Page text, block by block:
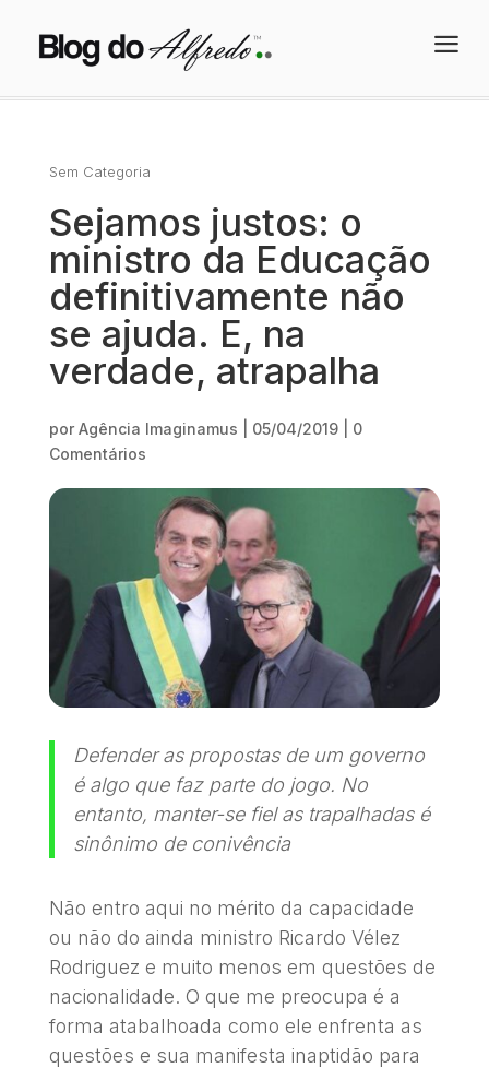
a
Sem Categoria
Sejamos justos: o
ministro da Educação
definitivamente não
se ajuda. E, na
verdade, atrapalha
por Agência Imaginamus 05/04/2019| 0
Comentários
Defender as propostas de um governo
é algo que faz parte do jogo. No
entanto, manter-se fiel as trapalhadas é
sinônimo de conivência
Não entro aqui no mérito da capacidade
ou não do ainda ministro Ricardo Vélez
Rodriguez e muito menos em questões de
nacionalidade. O que me preocupa é a
forma atabalhoada como ele enfrenta as
questões e sua manifesta inaptidão para